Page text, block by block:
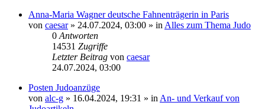
Anna-Maria Wagner deutsche Fahnenträgerin in Paris
von caesar» 24.07.2024, 03:00 » in Alles zum Thema Judo
0 Antworten
14531 Zugriffe
Letzter Beitrag von caesar
24.07.2024, 03:00
Posten Judoanzüge
von alc-g » 16.04.2024, 19:31 » in An- und Verkauf von